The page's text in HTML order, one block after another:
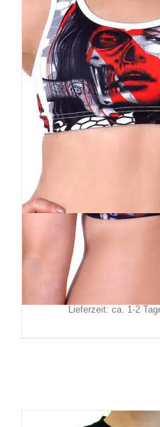
Barmetal BH-
Lieferzeit: ca. 1-2